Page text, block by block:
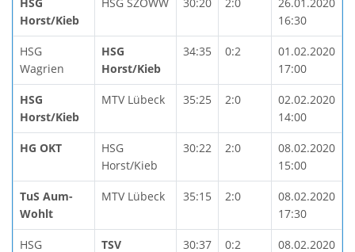
Horst/Kieb
16:30
HSG
Wagrien
HSG
Horst/Kieb
34:35 0:2
01.02.2020
17:00
HSG
Horst/Kieb
MTV Lübeck 35:25 2:0
02.02.2020
14:00
HG OKT
HSG
Horst/Kieb
30:22 2:0
08.02.2020
15:00
TuS Aum-
Wohlt
MTV Lübeck 35:15 2:0
08.02.2020
17:30
HSG
TSV
30:37 0:2
08.02.2020